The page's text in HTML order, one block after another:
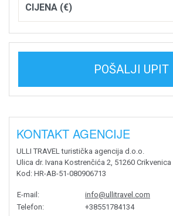
CIJENA (€)
POŠALJI UPIT
KONTAKT AGENCIJE
ULLI TRAVEL turistička agencija d.o.o.
Ulica dr. Ivana Kostrenčića 2, 51260 Crikvenica
Kod : HR-AB-51-080906713
E-mail :
info@ullitravel.com
Telefon: +38551784134